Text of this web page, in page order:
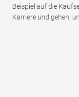
Beispiel auf die
Karriere und gehen,